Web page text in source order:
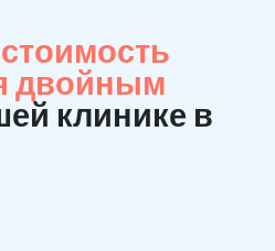
стоимость
двойным
клинике в